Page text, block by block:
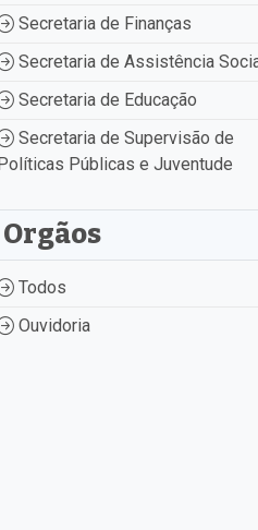
Secretaria de Finanças
Secretaria de Assistência
Secretaria de Educação
Secretaria de Supervisão de
Públicas e Juventude
Orgãos
Todos
Ouvidoria